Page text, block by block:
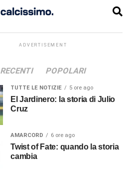
ADVERTISEMENT
RECENTI POPOLARI
TUTTE LE NOTIZIE 5 ore ago
El Jardinero: la storia di Julio
Cruz
AMARCORD 6 ore ago
Twist of Fate: quando la storia
cambia